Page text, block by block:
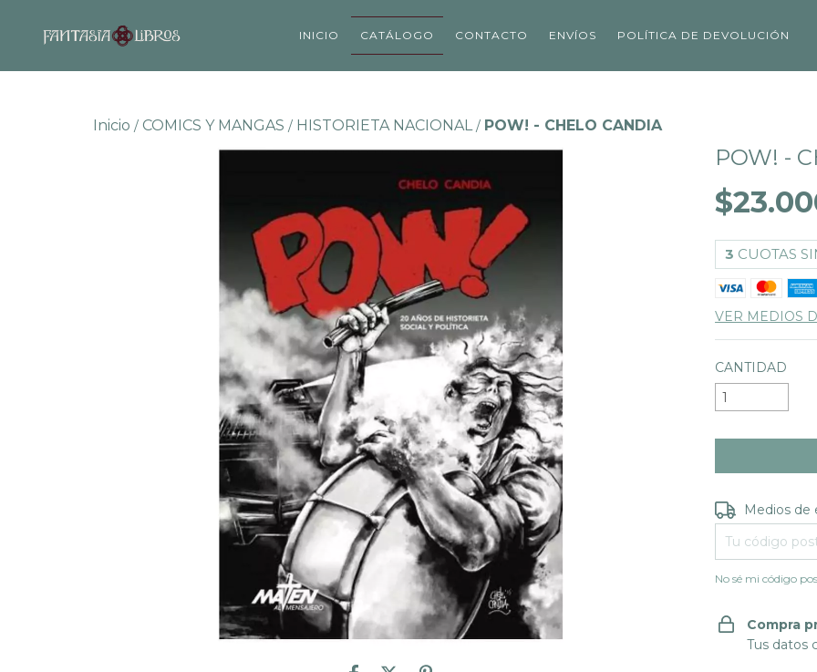
INICIO CATÁLOGO CONTACTO ENVÍOS POLÍTICA DE DEVOLUCIÓN
Inicio / COMICS Y MANGAS / HISTORIETA NACIONAL / POW! - CHELO CANDIA
POW! -
3 CUOTAS
VER MEDIOS
CANTIDAD
Entregas para
Medios de
No sé mi código
Compra
Tus datos